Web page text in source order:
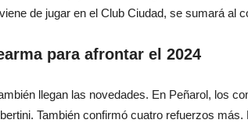
de jugar en el Club Ciudad, se sumará al
para afrontar el 2024
llegan las novedades. En Peñarol, los
También confirmó cuatro refuerzos